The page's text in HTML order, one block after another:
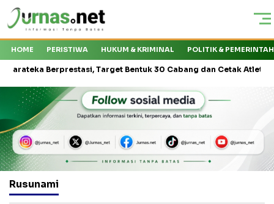
HOME PERISTIWA HUKUM & KRIMINAL POLITIK &
Berprestasi, Target Bentuk 30 Cabang dan Cetak Atlet Nasional
Rusunami